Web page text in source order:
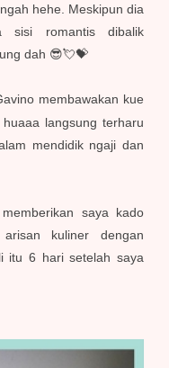
hehe. Meskipun dia
sisi romantis dibalik
dah 😎💘💝
membawakan kue
huaaa langsung terharu
mendidik ngaji dan
saya kado
kuliner dengan
itu 6 hari setelah saya